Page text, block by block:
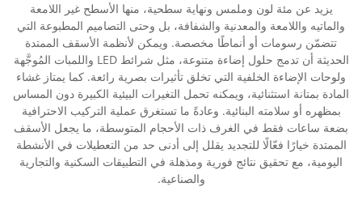
يزيد عن مئة لون وملمس ونهاية سطحية، منها الأسطح غير اللامعة
والماتيه واللامعة والمعدنية والشفافة، بل وحتى التصاميم المطبوعة التي
تتضمّن رسومات أو أنماطًا مخصصة. ويمكن لأنظمة الأسقف الممتدة
الحديثة أن تدمج حلول إضاءة متنوعة، مثل شرائط LED واللمبات المُوجَّهة
ولوحات الإضاءة الخلفية التي تخلق تأثيرات بصرية رائعة. كما يمتاز غشاء
المادة بمتانة استثنائية، ويمكنه تحمل التغيرات البيئية الكبيرة دون المساس
بمظهره أو سلامته البنائية. وعادةً ما تستغرق عملية التركيب الاحترافية
بضعة ساعات فقط في الغرف ذات الأحجام المتوسطة، ما يجعل الأسقف
الممتدة خيارًا فعّالًا للتجديد يقلل إلى أدنى حد من التعطيلات في الأنشطة
اليومية، مع تحقيق نتائج فورية ومذهلة في التطبيقات السكنية والتجارية
والصناعية.